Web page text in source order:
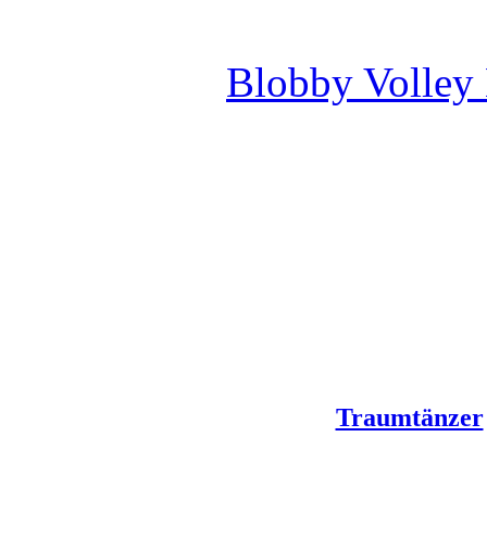
Blobby Volley
Traumtänzer